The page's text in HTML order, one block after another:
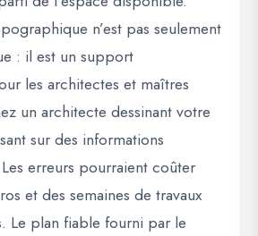
n’est pas seulement
: il est un support
les architectes et maîtres
un architecte dessinant votre
sur des informations
erreurs pourraient coûter
et des semaines de travaux
Le plan fiable fourni par le